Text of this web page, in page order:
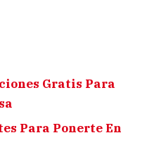
Gratis Para
Para Ponerte En